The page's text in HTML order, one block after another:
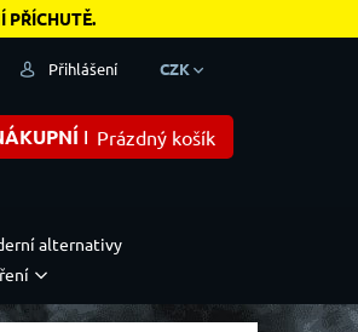
CZK
Přihlášení
KOŠÍK
Prázdný košík
alternativy